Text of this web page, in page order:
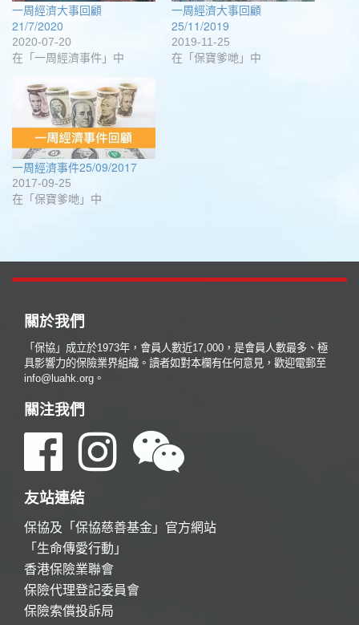
一周經濟大事回顧
21/7/2020
2020-07-20
在「一周經濟事件」中
一周經濟大事回顧
25/11/2019
2019-11-25
在「保寶爹哋」中
一周經濟事件25/09/2017
2017-09-25
在「保寶爹哋」中
關於我們
「保協」成立於1973年，會員人數近17,000，是會員人數最多、極
具影響力的保險業界組織。讀者如對本欄有任何意見，歡迎電郵至
info@luahk.org。
關注我們
友站連結
保協及「保協慈善基金」官方網站
「生命傳愛行動」
香港保險業聯會
保險代理登記委員會
保險索償投訴局